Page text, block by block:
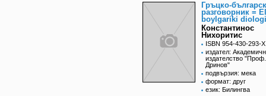
Гръцко-
разговорник =
boylgariki diologi
Константинос
Нихоритис
ISBN 954-430-293-X
издател:
издателство
Дринов"
подвързия: мека
формат: друг
език: Билингва